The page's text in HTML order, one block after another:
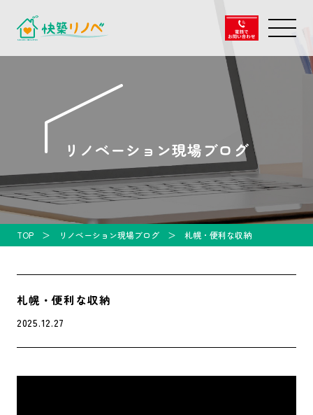
リノベーション現場ブログ
TOP リノベーション現場ブログ 札幌・便利な収納
札幌・便利な収納
2025.12.27